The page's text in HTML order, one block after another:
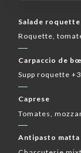
Salade roquette
Roquette,
Carpaccio de
Supp roquette
Caprese
Tomates,
Antipasto matta